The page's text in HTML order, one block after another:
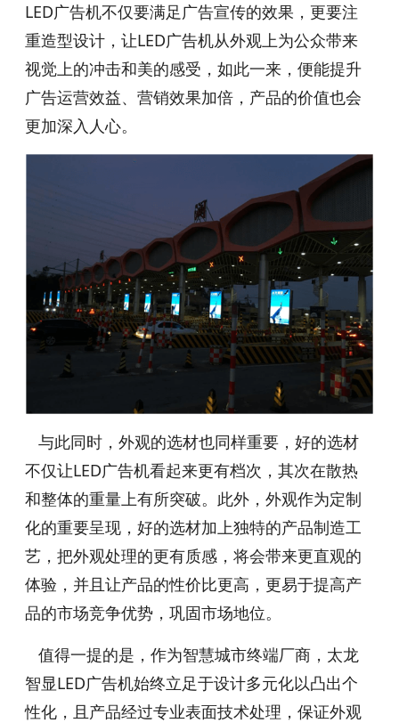
LED广告机不仅要满足广告宣传的效果，更要注
重造型设计，让LED广告机从外观上为公众带来
视觉上的冲击和美的感受，如此一来，便能提升
广告运营效益、营销效果加倍，产品的价值也会
更加深入人心。
与此同时，外观的选材也同样重要，好的选材
不仅让LED广告机看起来更有档次，其次在散热
和整体的重量上有所突破。此外，外观作为定制
化的重要呈现，好的选材加上独特的产品制造工
艺，把外观处理的更有质感，将会带来更直观的
体验，并且让产品的性价比更高，更易于提高产
品的市场竞争优势，巩固市场地位。
值得一提的是，作为智慧城市终端厂商，太龙
智显LED广告机始终立足于设计多元化以凸出个
性化，且产品经过专业表面技术处理，保证外观